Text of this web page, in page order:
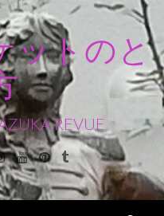
ットのと
REVUE
Instagram
YoutubePinterest
Tumblr